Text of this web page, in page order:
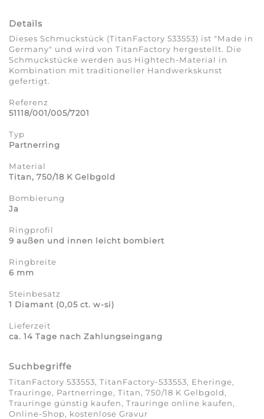
Details
Dieses Schmuckstück (TitanFactory 533553) ist "Made in
Germany" und wird von TitanFactory hergestellt. Die
Schmuckstücke werden aus Hightech-Material in
Kombination mit traditioneller Handwerkskunst
gefertigt.
Referenz
51118/001/005/7201
Typ
Partnerring
Material
Titan, 750/18 K Gelbgold
Bombierung
Ja
Ringprofil
9 außen und innen leicht bombiert
Ringbreite
6 mm
Steinbesatz
1 Diamant (0,05 ct. w-si)
Lieferzeit
ca. 14 Tage nach Zahlungseingang
Suchbegriffe
TitanFactory 533553, TitanFactory-533553, Eheringe,
Trauringe, Partnerringe, Titan, 750/18 K Gelbgold,
Trauringe günstig kaufen, Trauringe online kaufen,
Online-Shop, kostenlose Gravur